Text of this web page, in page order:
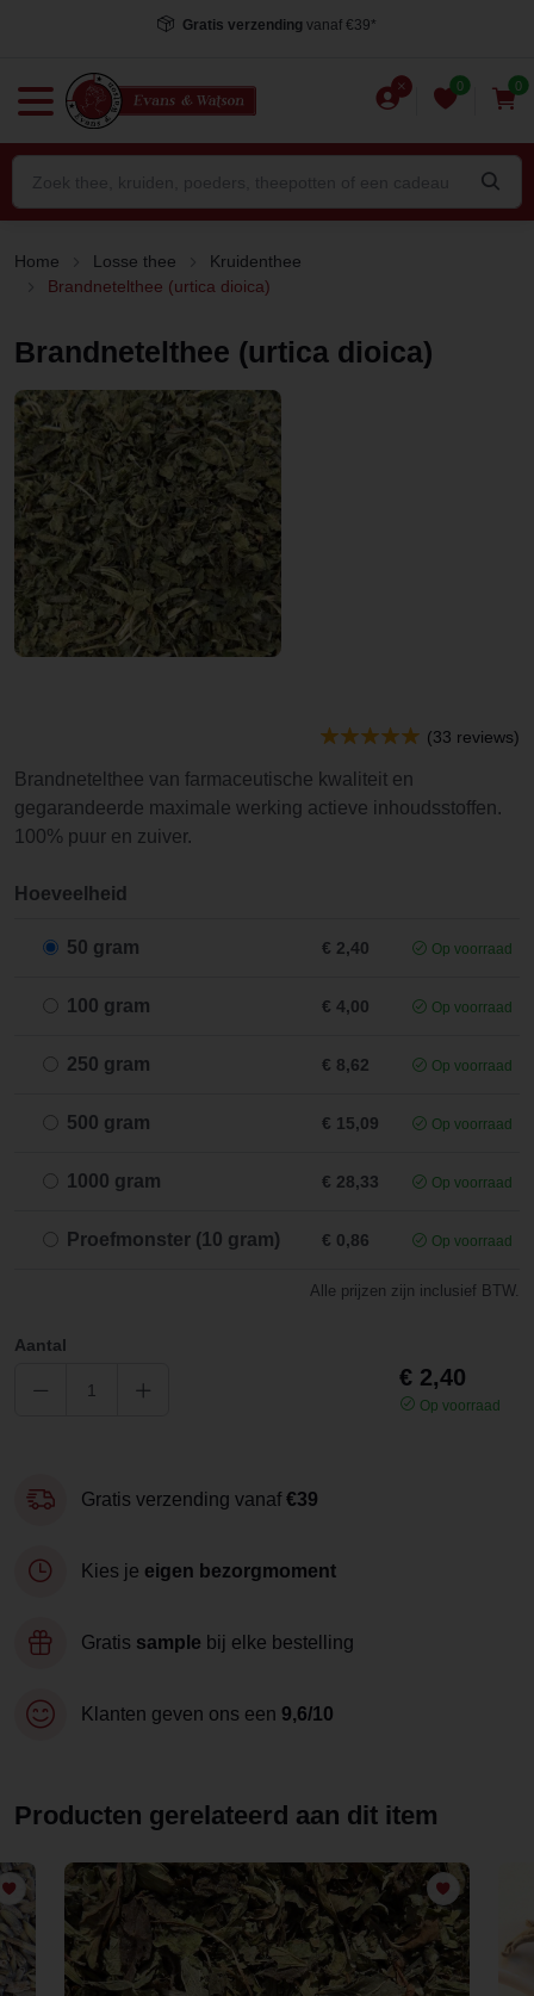
Voor 15.00 uur besteld, dezelfde dag verstuurd*
0 0
Home Losse thee
Kruidenthee
Brandnetelthee (urtica dioica)
Brandnetelthee (urtica dioica)
(33 reviews)
Brandnetelthee van farmaceutische kwaliteit en
gegarandeerde maximale werking actieve inhoudsstoffen.
100% puur en zuiver.
Hoeveelheid
50 gram € 2,40 Op voorraad
100 gram € 4,00 Op voorraad
250 gram € 8,62 Op voorraad
500 gram € 15,09 Op voorraad
1000 gram € 28,33 Op voorraad
Proefmonster (10 gram) € 0,86 Op voorraad
Alle prijzen zijn inclusief BTW.
Aantal
€ 2,40
Op voorraad
Gratis verzending vanaf €39
Kies je eigen bezorgmoment
Gratis sample bij elke bestelling
Klanten geven ons een 9,6/10
Producten gerelateerd aan dit item